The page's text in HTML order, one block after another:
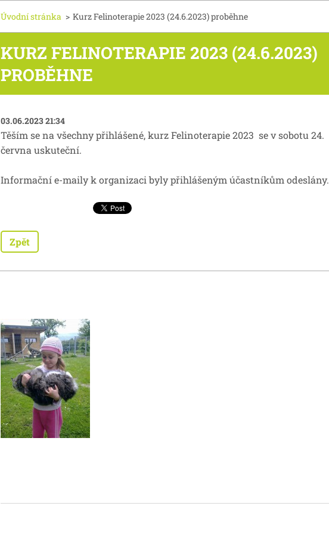
Úvodní stránka > Kurz Felinoterapie 2023 (24.6.2023) proběhne
KURZ FELINOTERAPIE 2023 (24.6.2023)
PROBĚHNE
03.06.2023 21:34
Těším se na všechny přihlášené, kurz Felinoterapie 2023 se v sobotu 24.
června uskuteční.
Informační e-maily k organizaci byly přihlášeným účastníkům odeslány.
Zpět